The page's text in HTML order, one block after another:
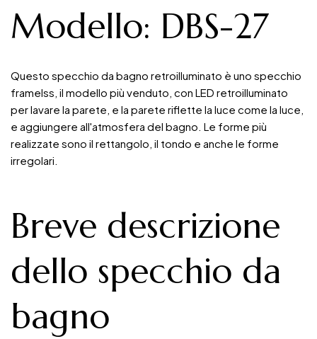
Modello: DBS-27
Questo specchio da bagno retroilluminato è uno specchio
framelss, il modello più venduto, con LED retroilluminato
per lavare la parete, e la parete riflette la luce come la luce,
e aggiungere all'atmosfera del bagno. Le forme più
realizzate sono il rettangolo, il tondo e anche le forme
irregolari.
Breve descrizione
dello specchio da
bagno